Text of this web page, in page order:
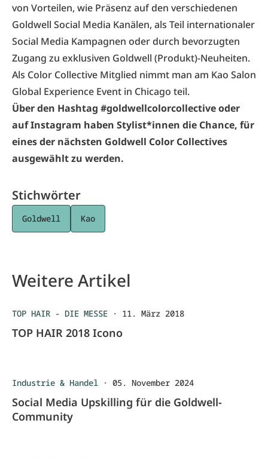
von Vorteilen, wie Präsenz auf den verschiedenen
Goldwell Social Media Kanälen, als Teil internationaler
Social Media Kampagnen oder durch bevorzugten
Zugang zu exklusiven Goldwell (Produkt)-Neuheiten.
Als Color Collective Mitglied nimmt man am Kao Salon
Global Experience Event in Chicago teil.
Über den Hashtag #goldwellcolorcollective oder
auf Instagram haben Stylist*innen die Chance, für
eines der nächsten Goldwell Color Collectives
ausgewählt zu werden.
Stichwörter
Goldwell Kao
Weitere Artikel
TOP HAIR - DIE MESSE · 11. März 2018
TOP HAIR 2018 Icono
Industrie & Handel · 05. November 2024
Social Media Upskilling für die Goldwell-
Community